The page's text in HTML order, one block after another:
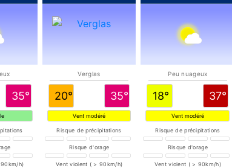
35°
h)
Verglas
20° 35°
Vent modéré
Risque de précipitations
Risque d'orage
Vent violent ( > 90km/h)
Peu nuageux
18° 37°
Vent modéré
Risque de précipitations
Risque d'orage
Vent violent ( > 90km/h)